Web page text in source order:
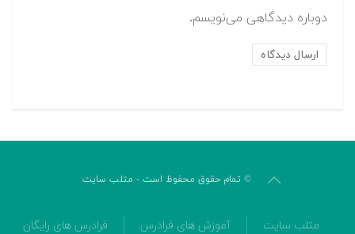
دوباره دیدگاهی می‌نویسم.
© تمام حقوق محفوظ است - متلب سایت
متلب سایت آموزش های فرادرس فرادرس های رایگان